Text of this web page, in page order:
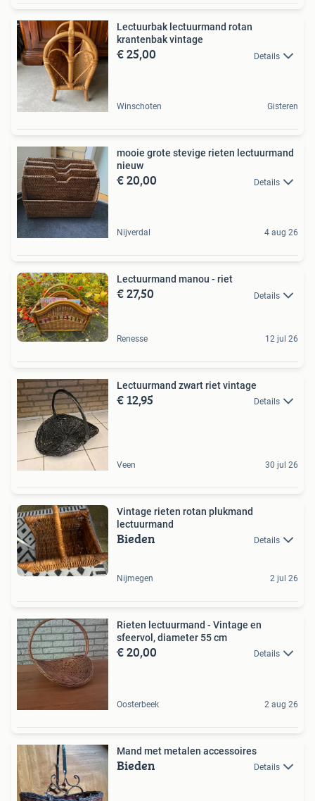
Lectuurbak lectuurmand rotan
krantenbak vintage
€ 25,00 Details
Winschoten Gisteren
mooie grote stevige rieten lectuurmand
nieuw
€ 20,00 Details
Nijverdal 4 aug 26
Lectuurmand manou - riet
€ 27,50 Details
Renesse 12 jul 26
Lectuurmand zwart riet vintage
€ 12,95 Details
Veen 30 jul 26
Vintage rieten rotan plukmand
lectuurmand
Bieden Details
Nijmegen 2 jul 26
Rieten lectuurmand - Vintage en
sfeervol, diameter 55 cm
€ 20,00 Details
Oosterbeek 2 aug 26
Mand met metalen accessoires
Bieden Details